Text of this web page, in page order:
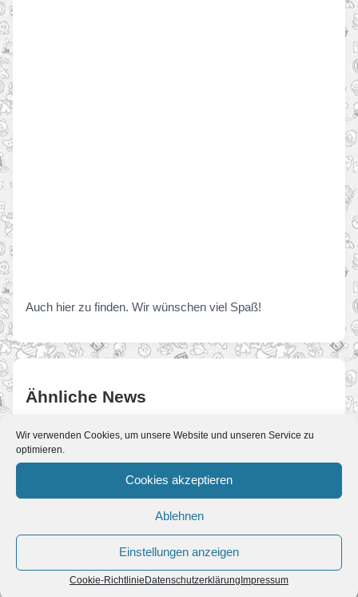
Wir verwenden Cookies, um unsere Website und unseren Service zu
optimieren.
Cookies akzeptieren
Ablehnen
Einstellungen anzeigen
Cookie-RichtlinieDatenschutzerklärungImpressum
Auch hier zu finden. Wir wünschen viel Spaß!
Ähnliche News
Paper Mario und Mario Kart 3DS
Von JoKo•15. Juni 2010
zusammenfassen. Nun haben wir alle
Bereiche…
E3: Nintendo wird neues Mario Spiel
ankündigen
Von JoKo•16. Mai 2010
Erst gestern haben wir auf die kommende E3 in